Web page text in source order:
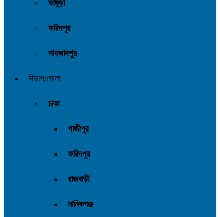
ভাঙ্গুড়া
ফরিদপুর
শাহজাদপুর
বিভাগ/জেলা
ঢাকা
গাজীপুর
ফরিদপুর
রাজবাড়ী
মানিকগঞ্জ